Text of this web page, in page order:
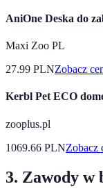
AniOne Deska do
Maxi Zoo PL
27.99 PLNZobacz
Kerbl Pet ECO
zooplus.pl
1069.66 PLNZobacz
3. Zawody w